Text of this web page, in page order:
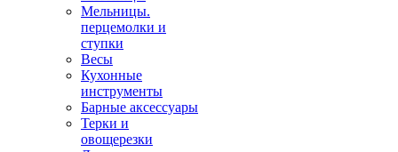
Мельницы.
перцемолки и
ступки
Весы
Кухонные
инструменты
Барные аксессуары
Терки и
овощерезки